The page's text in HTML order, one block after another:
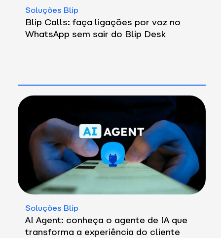
Soluções Blip
Blip Calls: faça ligações por voz no
WhatsApp sem sair do Blip Desk
Soluções Blip
AI Agent: conheça o agente de IA que
transforma a experiência do cliente